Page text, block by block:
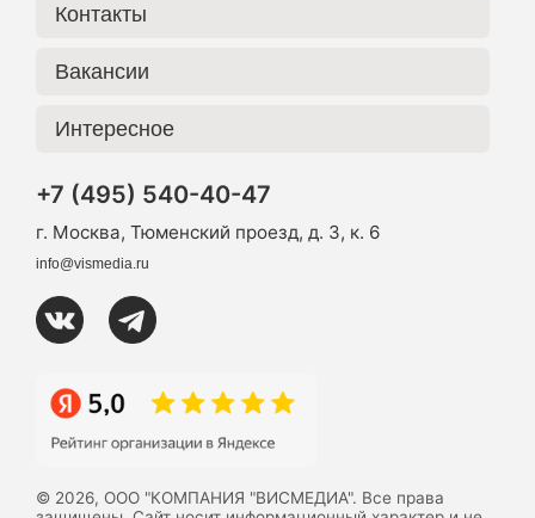
Контакты
Вакансии
Интересное
+7 (495) 540-40-47
г. Москва, Тюменский проезд, д. 3, к. 6
info@vismedia.ru
© 2026, ООО "КОМПАНИЯ "ВИСМЕДИА". Все права